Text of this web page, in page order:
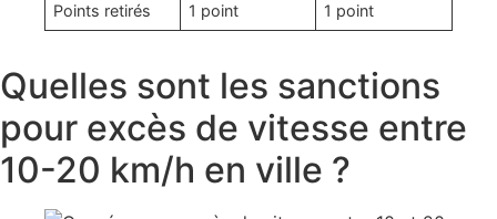
Points retirés 1 point 1 point
Quelles sont les sanctions
pour excès de vitesse entre
10-20 km/h en ville ?